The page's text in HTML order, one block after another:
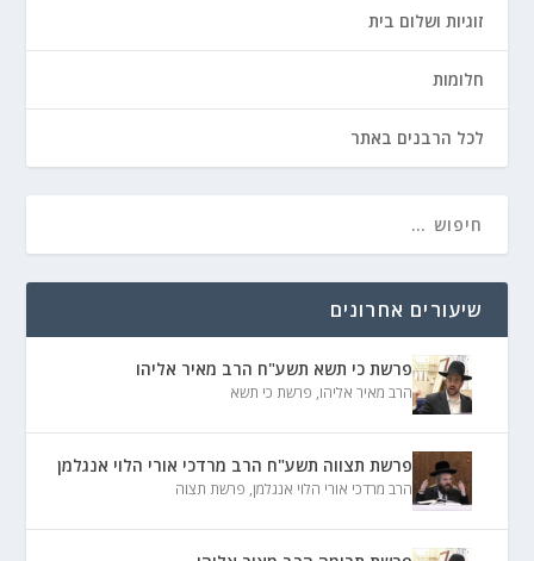
זוגיות ושלום בית
חלומות
לכל הרבנים באתר
שיעורים אחרונים
פרשת כי תשא תשע"ח הרב מאיר אליהו
הרב מאיר אליהו, פרשת כי תשא
פרשת תצווה תשע"ח הרב מרדכי אורי הלוי אנגלמן
הרב מרדכי אורי הלוי אנגלמן, פרשת תצוה